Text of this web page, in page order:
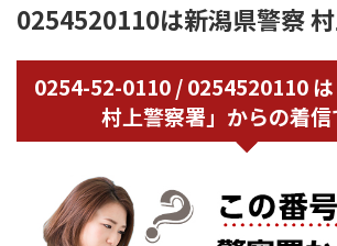
0254520110は新潟県警察
0254-52-0110 / 0254520110
村上警察署」からの着信